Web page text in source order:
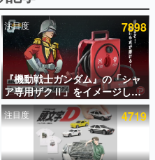
ランキング
注目度 7898
『機動戦士ガンダム』の「シャ
ア専用ザクⅡ」をイメージした
散水ホースリールが予約開始。
本体にはシャアのパーソナルマ
ークやジオン公国軍のエンブレ
ム、型式番号などを配置
注目度 4719